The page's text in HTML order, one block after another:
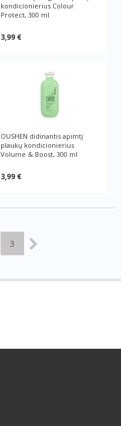
kondicionierius Colour
Protect, 300 ml
3,99 €
OUSHEN didinantis apimtį
plaukų kondicionierius
Volume & Boost, 300 ml
3,99 €
3